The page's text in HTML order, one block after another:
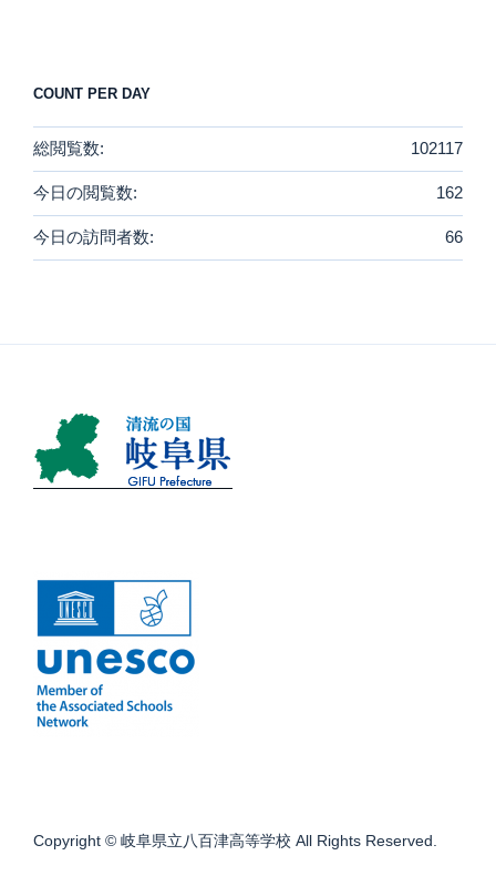
COUNT PER DAY
102117
総閲覧数:
162
今日の閲覧数:
66
今日の訪問者数:
Copyright © 岐阜県立八百津高等学校 All Rights Reserved.